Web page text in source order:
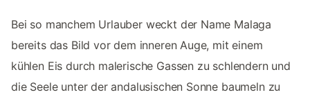
Bei so manchem Urlauber weckt der Name Malaga
bereits das Bild vor dem inneren Auge, mit einem
kühlen Eis durch malerische Gassen zu schlendern und
die Seele unter der andalusischen Sonne baumeln zu